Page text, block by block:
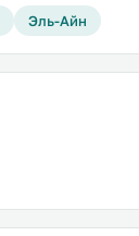
Эль-Айн